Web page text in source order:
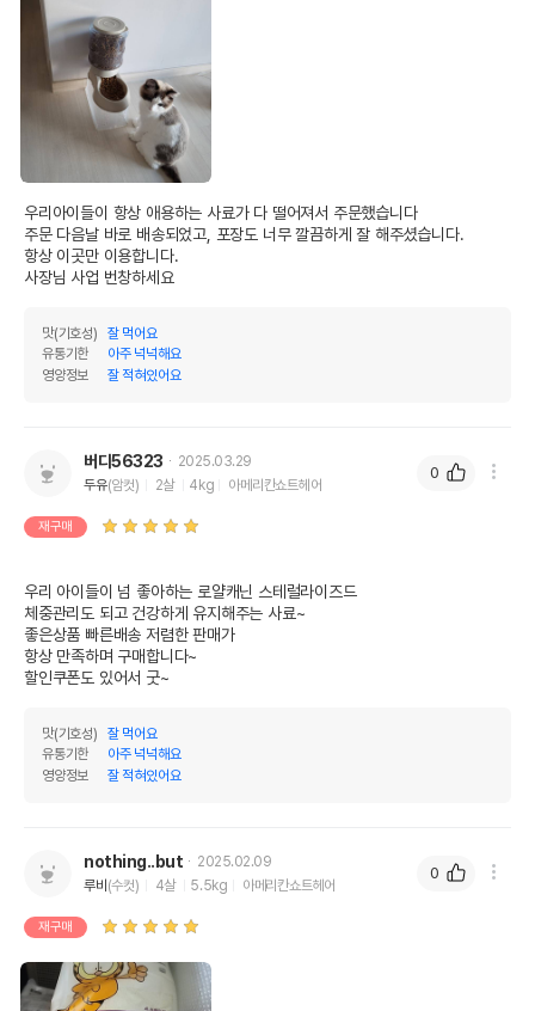
우리아이들이 항상 애용하는 사료가 다 떨어져서 주문했습니다
주문 다음날 바로 배송되었고, 포장도 너무 깔끔하게 잘 해주셨습니다.
항상 이곳만 이용합니다.
사장님 사업 번창하세요
맛(기호성)
잘 먹어요
유통기한
아주 넉넉해요
영양정보
잘 적혀있어요
버디56323
2025.03.29
두유(암컷) 2살 4kg 아메리칸쇼트헤어
재구매
우리 아이들이 넘 좋아하는 로얄캐닌 스테럴라이즈드
체중관리도 되고 건강하게 유지해주는 사료~
좋은상품 빠른배송 저렴한 판매가
항상 만족하며 구매합니다~
할인쿠폰도 있어서 굿~
맛(기호성)
잘 먹어요
유통기한
아주 넉넉해요
영양정보
잘 적혀있어요
0
nothing..but
2025.02.09
루비(수컷) 4살 5.5kg 아메리칸쇼트헤어
재구매
0